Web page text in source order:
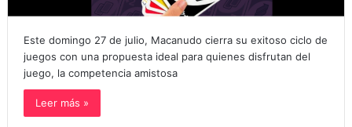
Este domingo 27 de julio, Macanudo cierra su exitoso ciclo de
juegos con una propuesta ideal para quienes disfrutan del
juego, la competencia amistosa
Leer más »